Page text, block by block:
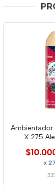
Ambientador
X 275
x